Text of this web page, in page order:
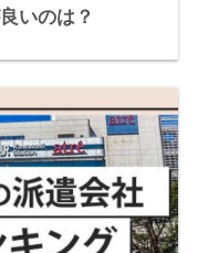
いのは？